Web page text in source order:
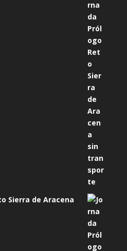
Sierra de Aracena